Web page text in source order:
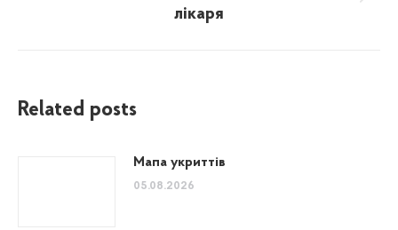
post:
лікаря
Related posts
Мапа укриттів
05.08.2026